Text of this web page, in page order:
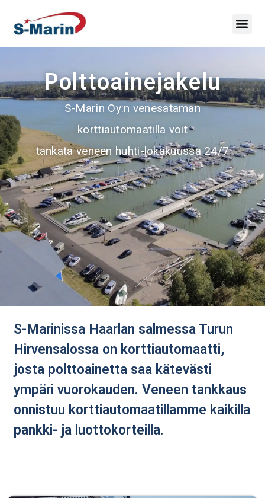
Polttoainejakelu
S-Marin Oy:n venesataman
korttiautomaatilla voit
tankata veneen huhti-lokakuussa 24/7
S-Marinissa Haarlan salmessa Turun
Hirvensalossa on korttiautomaatti,
josta polttoainetta saa kätevästi
ympäri vuorokauden. Veneen tankkaus
onnistuu korttiautomaatillamme kaikilla
pankki- ja luottokorteilla.